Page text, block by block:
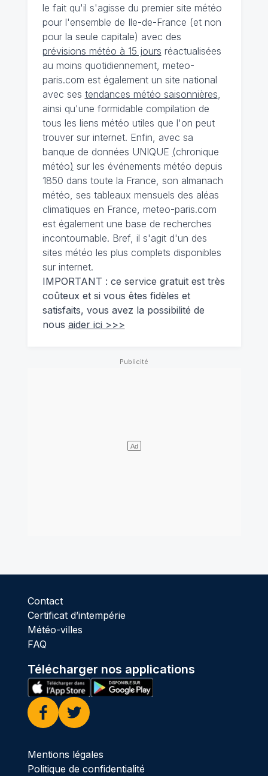
le fait qu'il s'agisse du premier site météo
pour l'ensemble de Ile-de-France (et non
pour la seule capitale) avec des
prévisions météo à 15 jours réactualisées
au moins quotidiennement, meteo-
paris.com est également un site national
avec ses tendances météo saisonnières
ainsi qu'une formidable compilation de
tous les liens météo utiles que l'on peut
trouver sur internet. Enfin, avec sa
banque de données UNIQUE (chronique
météo) sur les événements météo depuis
1850 dans toute la France, son almanach
météo, ses tableaux mensuels des aléas
climatiques en France, meteo-paris.com
est également une base de recherches
incontournable. Bref, il s'agit d'un des
sites météo les plus complets disponibles
sur internet.
IMPORTANT : ce service gratuit est très
coûteux et si vous êtes fidèles et
satisfaits, vous avez la possibilité de
nous aider ici >>>
Contact
Certificat d’intempérie
Météo-villes
FAQ
Télécharger nos applications
Facebook
Twitter
Mentions légales
Politique de confidentialité